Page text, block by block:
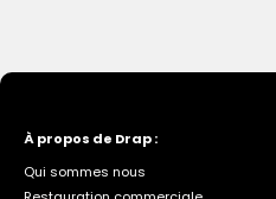
À propos de Drap :
Qui sommes nous